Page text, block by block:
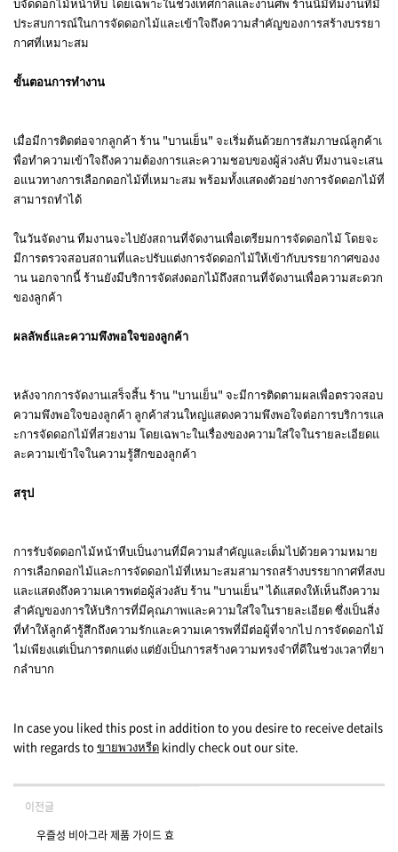
บจัดดอกไม้หน้าหีบ โดยเฉพาะในช่วงเทศกาลและงานศพ ร้านนี้มีทีมงานที่มี
ประสบการณ์ในการจัดดอกไม้และเข้าใจถึงความสำคัญของการสร้างบรรยา
กาศที่เหมาะสม
ขั้นตอนการทำงาน
เมื่อมีการติดต่อจากลูกค้า ร้าน "บานเย็น" จะเริ่มต้นด้วยการสัมภาษณ์ลูกค้าเ
พื่อทำความเข้าใจถึงความต้องการและความชอบของผู้ล่วงลับ ทีมงานจะเสน
อแนวทางการเลือกดอกไม้ที่เหมาะสม พร้อมทั้งแสดงตัวอย่างการจัดดอกไม้ที่
สามารถทำได้
ในวันจัดงาน ทีมงานจะไปยังสถานที่จัดงานเพื่อเตรียมการจัดดอกไม้ โดยจะ
มีการตรวจสอบสถานที่และปรับแต่งการจัดดอกไม้ให้เข้ากับบรรยากาศของง
าน นอกจากนี้ ร้านยังมีบริการจัดส่งดอกไม้ถึงสถานที่จัดงานเพื่อความสะดวก
ของลูกค้า
ผลลัพธ์และความพึงพอใจของลูกค้า
หลังจากการจัดงานเสร็จสิ้น ร้าน "บานเย็น" จะมีการติดตามผลเพื่อตรวจสอบ
ความพึงพอใจของลูกค้า ลูกค้าส่วนใหญ่แสดงความพึงพอใจต่อการบริการแล
ะการจัดดอกไม้ที่สวยงาม โดยเฉพาะในเรื่องของความใส่ใจในรายละเอียดแ
ละความเข้าใจในความรู้สึกของลูกค้า
สรุป
การรับจัดดอกไม้หน้าหีบเป็นงานที่มีความสำคัญและเต็มไปด้วยความหมาย
การเลือกดอกไม้และการจัดดอกไม้ที่เหมาะสมสามารถสร้างบรรยากาศที่สงบ
และแสดงถึงความเคารพต่อผู้ล่วงลับ ร้าน "บานเย็น" ได้แสดงให้เห็นถึงความ
สำคัญของการให้บริการที่มีคุณภาพและความใส่ใจในรายละเอียด ซึ่งเป็นสิ่ง
ที่ทำให้ลูกค้ารู้สึกถึงความรักและความเคารพที่มีต่อผู้ที่จากไป การจัดดอกไม้
ไม่เพียงแต่เป็นการตกแต่ง แต่ยังเป็นการสร้างความทรงจำที่ดีในช่วงเวลาที่ยา
กลำบาก
In case you liked this post in addition to you desire to receive details
with regards toขายพวงหรีด kindly check out our site.
이전글
우즐성 비아그라 제품 가이드 효